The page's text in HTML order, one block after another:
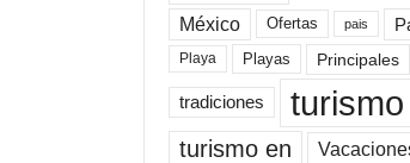
México Ofertas pais
Playa Playas Principales
tradiciones turismo
turismo en